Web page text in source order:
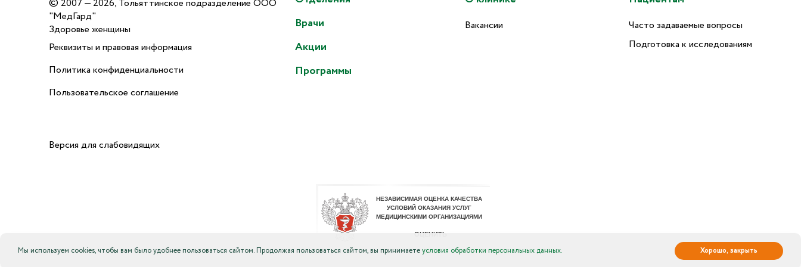
2007 — 2026, Тольяттинское подразделение ООО
"МедГард"
Здоровье женщины
Реквизиты и правовая информация
Политика конфиденциальности
Пользовательское соглашение
Версия для слабовидящих
Врачи
Акции
Программы
Вакансии
Часто задаваемые вопросы
Подготовка к исследованиям
Мы используем cookies, чтобы вам было удобнее пользоваться сайтом. Продолжая пользоваться сайтом, вы принимаетеусловия обработки персональных данных. Хорошо, закрыть